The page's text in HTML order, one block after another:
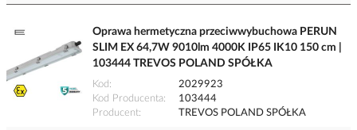
Oprawa hermetyczna przeciwwybuchowa PERUN
SLIM EX 64,7W 9010lm 4000K IP65 IK10 150 cm |
103444 TREVOS POLAND SPÓŁKA
Kod
2029923
Kod Producenta
103444
Producent
TREVOS POLAND SPÓŁKA